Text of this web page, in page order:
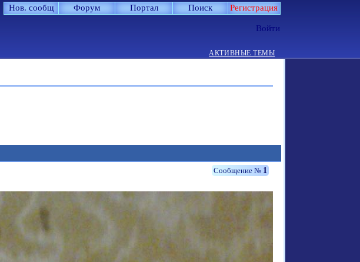
Нов. сообщ Форум Портал Поиск Регистрация
Войти
АКТИВНЫЕ ТЕМЫ
1